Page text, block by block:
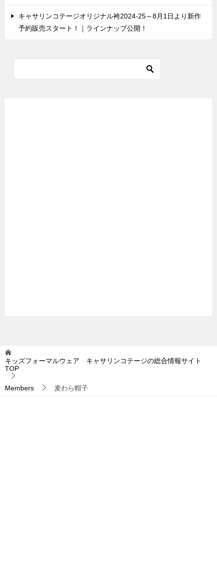
キャサリンコテージオリジナル袴2024-25～8月1日より新作
予約販売スタート！｜ラインナップ公開！
キッズフォーマルウェア キャサリンコテージの総合情報サイト
TOP
Members 麦わら帽子